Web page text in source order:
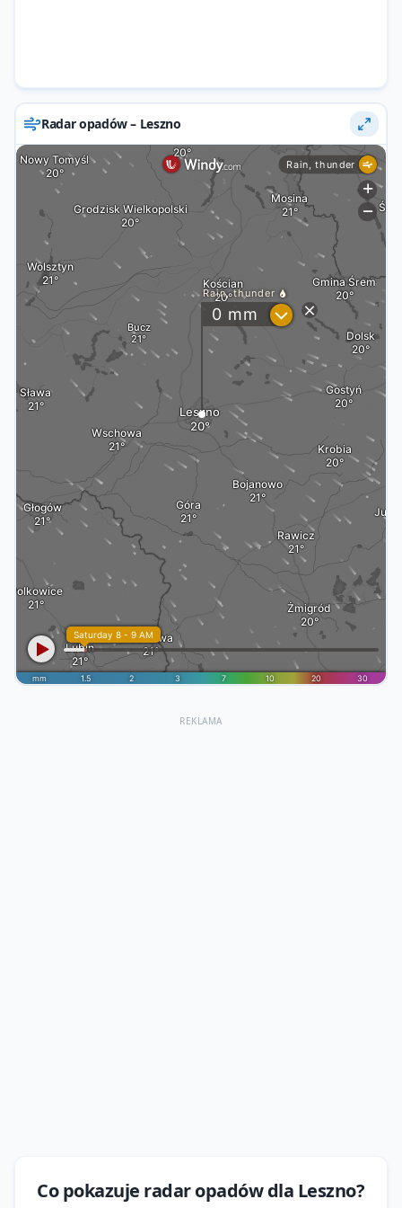
Radar opadów – Leszno
REKLAMA
Co pokazuje radar opadówdla Leszno?